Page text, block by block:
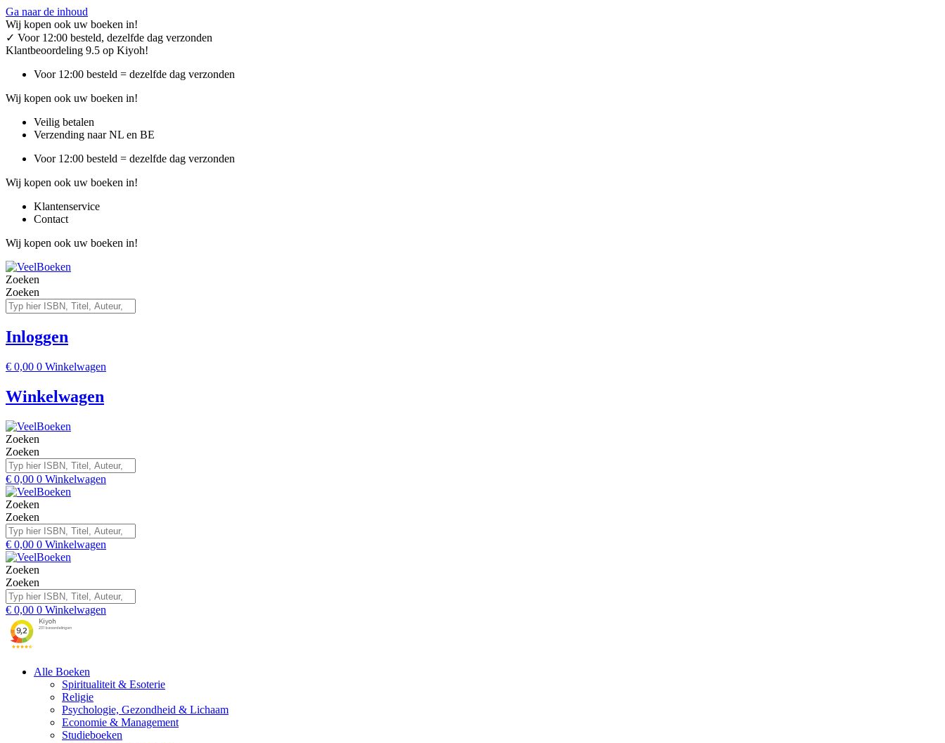
Ga naar de inhoud
Wij kopen ook uw boeken in!
✓ Voor 12:00 besteld, dezelfde dag verzonden
Klantbeoordeling 9.5 op Kiyoh!
Voor 12:00 besteld = dezelfde dag verzonden
Wij kopen ook uw boeken in!
Veilig betalen
Verzending naar NL en BE
Voor 12:00 besteld = dezelfde dag verzonden
Wij kopen ook uw boeken in!
Klantenservice
Contact
Wij kopen ook uw boeken in!
Zoeken
Zoeken
Inloggen
€ 0,00 0 Winkelwagen
Winkelwagen
Zoeken
Zoeken
€ 0,00 0 Winkelwagen
Zoeken
Zoeken
€ 0,00 0 Winkelwagen
Zoeken
Zoeken
€ 0,00 0 Winkelwagen
Alle Boeken
Spiritualiteit & Esoterie
Religie
Psychologie, Gezondheid & Lichaam
Economie & Management
Studieboeken